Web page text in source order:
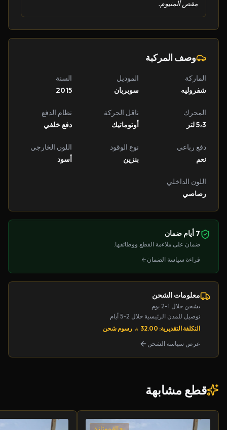
مقص ألمنيوم.
وصف المركبة
الماركة
شفروليه
الموديل
سوبربان
السنة
2015
المحرك
5،3 لتر
ناقل الحركة
أوتوماتيك
نظام الدفع
دفع خلفي
دفع رباعي
نعم
نوع الوقود
بنزين
اللون الخارجي
أسود
اللون الداخلي
رصاصي
7 أيام ضمان
ضمان على ملاءمة القطع ووظائفها.
قراءة سياسة الضمان
معلومات الشحن
يشحن خلال 1-2 يوم
توصيل للمدن الرئيسية خلال 2-5 أيام
التكلفة التقديرية: 32.00
رسوم شحن
عرض سياسة الشحن
قطع مشابهة
بحالة ممتازة